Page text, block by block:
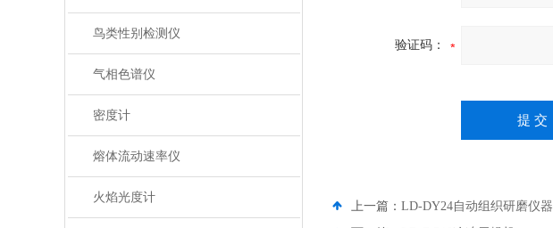
鸟类性别检测仪
气相色谱仪
密度计
熔体流动速率仪
火焰光度计
验证码：
上一篇： LD-DY24自动组织研磨仪器